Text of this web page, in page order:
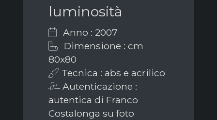
luminosità
Anno : 2007
Dimensione : cm
80x80
Tecnica : abs e acrilico
Autenticazione :
autentica di Franco
Costalonga su foto